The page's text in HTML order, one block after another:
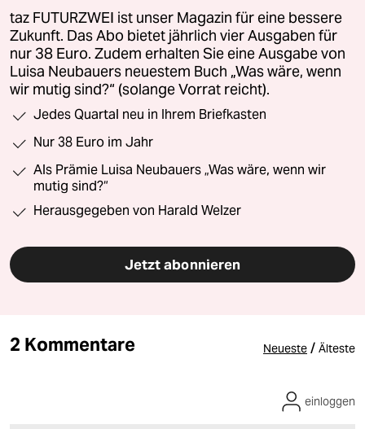
taz FUTURZWEI ist unser Magazin für eine bessere
Zukunft. Das Abo bietet jährlich vier Ausgaben für
nur 38 Euro. Zudem erhalten Sie eine Ausgabe von
Luisa Neubauers neuestem Buch „Was wäre, wenn
wir mutig sind?“ (solange Vorrat reicht).
Jedes Quartal neu in Ihrem Briefkasten
Nur 38 Euro im Jahr
Als Prämie Luisa Neubauers „Was wäre, wenn wir
mutig sind?“
Herausgegeben von Harald Welzer
Jetzt abonnieren
2 Kommentare Neueste / Älteste
einloggen